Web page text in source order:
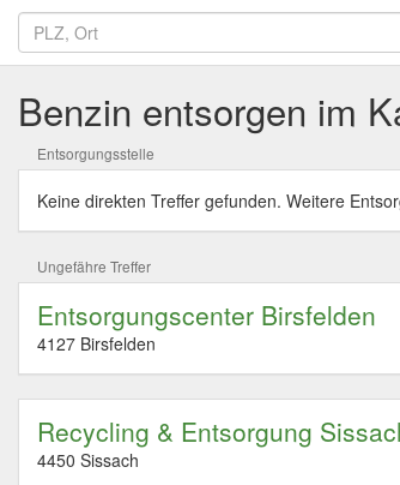
Benzin entsorgen im
Entsorgungsstelle
Keine direkten Treffer gefunden. Weitere
Ungefähre Treffer
Entsorgungscenter Birsfelden
4127 Birsfelden
Recycling & Entsorgung
4450 Sissach